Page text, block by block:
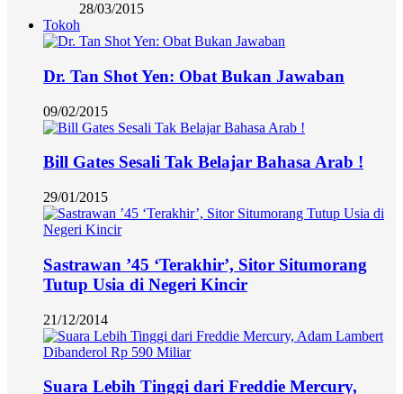
28/03/2015
Tokoh
Dr. Tan Shot Yen: Obat Bukan Jawaban
09/02/2015
Bill Gates Sesali Tak Belajar Bahasa Arab !
29/01/2015
Sastrawan ’45 ‘Terakhir’, Sitor Situmorang
Tutup Usia di Negeri Kincir
21/12/2014
Suara Lebih Tinggi dari Freddie Mercury,